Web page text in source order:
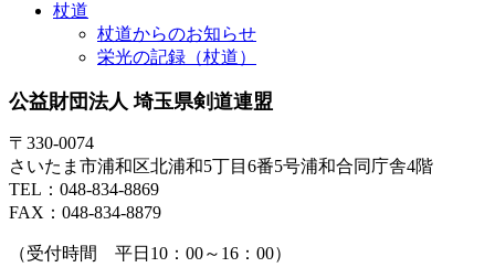
杖道
杖道からのお知らせ
栄光の記録（杖道）
公益財団法人 埼玉県剣道連盟
〒330-0074
さいたま市浦和区北浦和5丁目6番5号浦和合同庁舎4階
TEL：048-834-8869
FAX：048-834-8879
（受付時間 平日10：00～16：00）